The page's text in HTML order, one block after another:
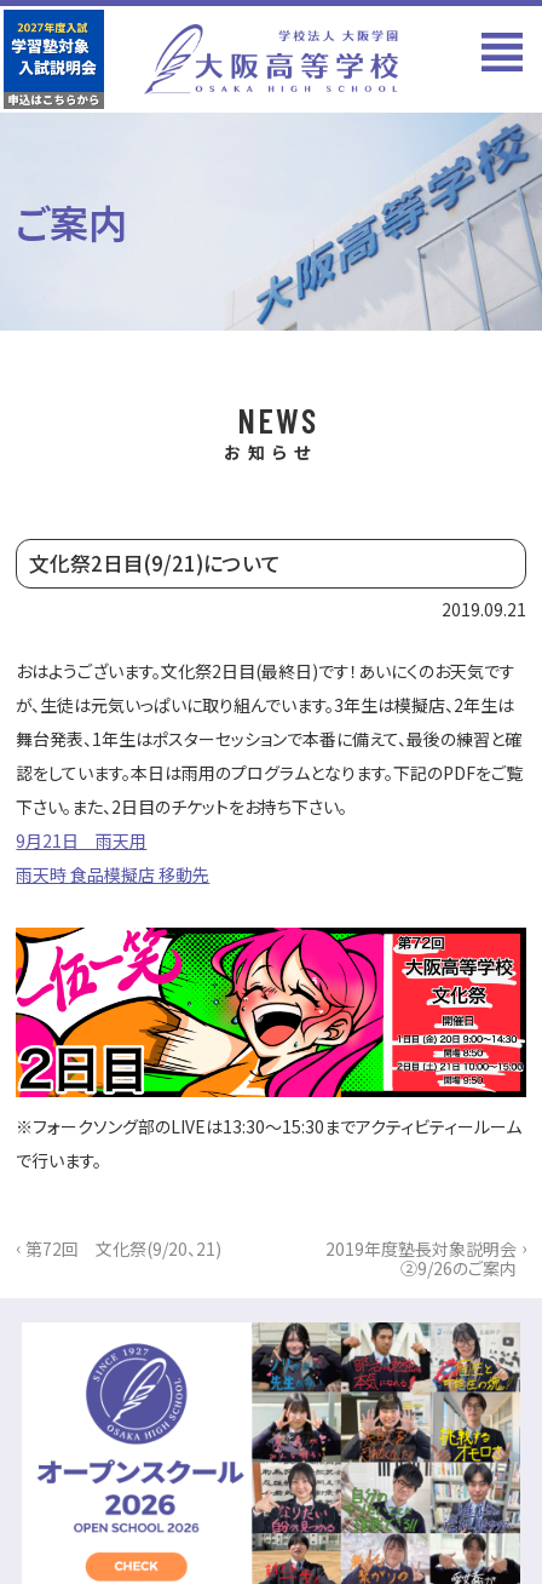
ご案内
NEWS
お知らせ
文化祭2日目(9/21)について
2019.09.21
おはようございます。文化祭2日目(最終日)です！あいにくのお天気です
が、生徒は元気いっぱいに取り組んでいます。3年生は模擬店、2年生は
舞台発表、1年生はポスターセッションで本番に備えて、最後の練習と確
認をしています。本日は雨用のプログラムとなります。下記のPDFをご覧
下さい。また、2日目のチケットをお持ち下さい。
9月21日 雨天用
雨天時 食品模擬店 移動先
※フォークソング部のLIVEは13:30～15:30までアクティビティールーム
で行います。
‹ 第72回 文化祭(9/20、21)
2019年度塾長対象説明会
②9/26のご案内
›